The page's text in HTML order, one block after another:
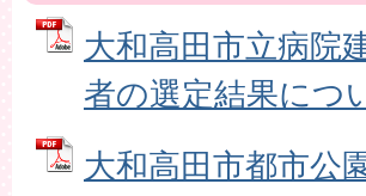
大和高田市立病院
者の選定結果につ
大和高田市都市公